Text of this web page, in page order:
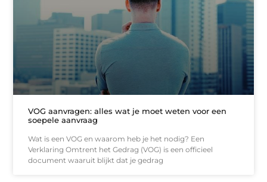
VOG aanvragen: alles wat je moet weten voor een
soepele aanvraag
Wat is een VOG en waarom heb je het nodig? Een
Verklaring Omtrent het Gedrag (VOG) is een officieel
document waaruit blijkt dat je gedrag